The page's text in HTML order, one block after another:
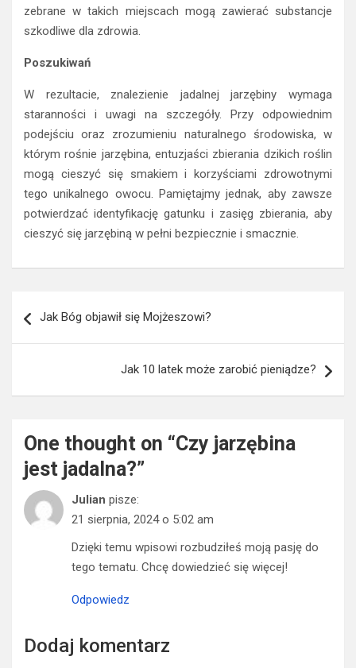
zebrane w takich miejscach mogą zawierać substancje
szkodliwe dla zdrowia.
Poszukiwań
W rezultacie, znalezienie jadalnej jarzębiny wymaga
staranności i uwagi na szczegóły. Przy odpowiednim
podejściu oraz zrozumieniu naturalnego środowiska, w
którym rośnie jarzębina, entuzjaści zbierania dzikich roślin
mogą cieszyć się smakiem i korzyściami zdrowotnymi
tego unikalnego owocu. Pamiętajmy jednak, aby zawsze
potwierdzać identyfikację gatunku i zasięg zbierania, aby
cieszyć się jarzębiną w pełni bezpiecznie i smacznie.
wpisu
Jak Bóg objawił się Mojżeszowi?
Jak 10 latek może zarobić pieniądze?
One thought on “Czy jarzębina
jest jadalna?”
Julian pisze:
21 sierpnia, 2024 o 5:02 am
Dzięki temu wpisowi rozbudziłeś moją pasję do
tego tematu. Chcę dowiedzieć się więcej!
Odpowiedz
Dodaj komentarz